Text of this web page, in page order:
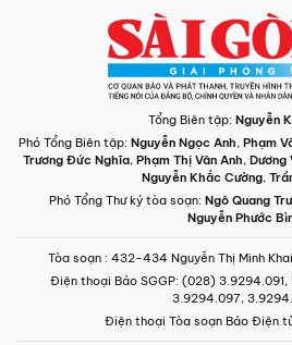
Tổng Biên tập: Nguyễn
Phó Tổng Biên tập: Nguyễn Ngọc Anh, Phạm
Trương Đức Nghĩa, Phạm Thị Vân Anh, Dương
Nguyễn Khắc Cường,
Phó Tổng Thư ký tòa soạn: Ngô Quang
Nguyễn Phước
Tòa soạn : 432-434 Nguyễn Thị Minh
Điện thoại Báo SGGP: (028)
3.9294.097,
Điện thoại Tòa soạn Báo Điện